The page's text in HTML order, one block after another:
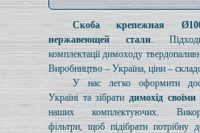
Скоба крепежная
нержавеющей стали.
комплектації димоходу
Виробництво – Україна, ціни –
У нас легко оформити
Україні та зібрати димохід
наших комплектуючих.
фільтри, щоб підібрати потрібну